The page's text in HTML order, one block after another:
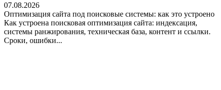
07.08.2026
Оптимизация сайта под поисковые системы: как это устроено
Как устроена поисковая оптимизация сайта: индексация,
системы ранжирования, техническая база, контент и ссылки.
Сроки, ошибки...